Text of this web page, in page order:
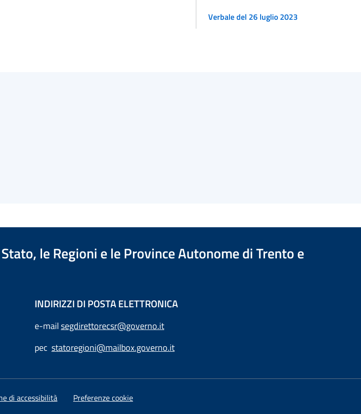
Verbale del 26 luglio 2023
le Regioni e le Province Autonome di Trento e
INDIRIZZI DI POSTA ELETTRONICA
e-mailsegdirettorecsr@governo.it
pec statoregioni@mailbox.governo.it
di accessibilità Preferenze cookie